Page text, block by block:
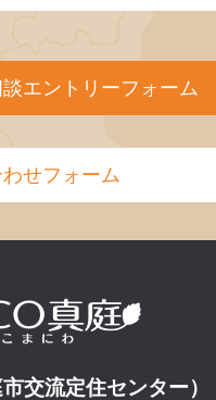
エントリーフォーム
せフォーム
交流定住センター）